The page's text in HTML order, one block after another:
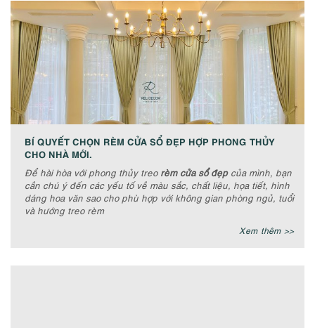
BÍ QUYẾT CHỌN RÈM CỬA SỔ ĐẸP HỢP PHONG THỦY
CHO NHÀ MỚI.
Để hài hòa với phong thủy treo rèm cửa sổ đẹpcủa mình, bạn
cần chú ý đến các yếu tố về màu sắc, chất liệu, họa tiết, hình
dáng hoa văn sao cho phù hợp với không gian phòng ngủ, tuổi
và hướng treo rèm
Xem thêm >>